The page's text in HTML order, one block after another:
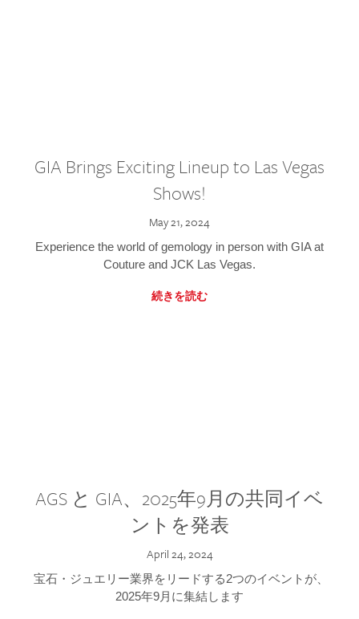
GIA Brings Exciting Lineup to Las Vegas
Shows!
May 21, 2024
Experience the world of gemology in person with GIA at
Couture and JCK Las Vegas.
続きを読む
AGS と GIA、2025年9月の共同イベ
ントを発表
April 24, 2024
宝石・ジュエリー業界をリードする2つのイベントが、
2025年9月に集結します